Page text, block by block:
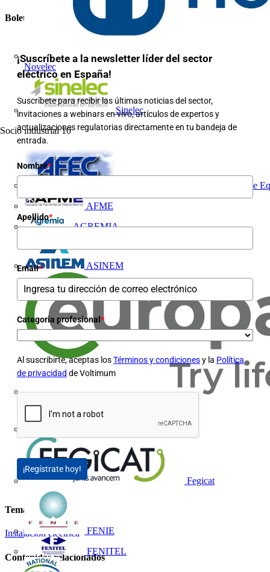
Novelec
Sinelec
Socio industrial 10
AFEC, Asociación de Fabricantes de
AFME
AGREMIA
ASINEM
Fegicat
FENIE
FENITEL
Boletín informativo
¡Suscríbete a la newsletter líder del sector
eléctrico en España!
Suscríbete para recibir las últimas noticias del sector,
invitaciones a webinars en vivo, artículos de expertos y
actualizaciones regulatorias directamente en tu bandeja de
entrada.
Nombre*
Apellido*
Email*
Categoria profesional *
Al suscribirte, aceptas losTérminos y condicionesy la Política
de privacidad de Voltimum
¡Regístrate hoy!
Temas
Instalación eléctrica
Contenidos relacionados